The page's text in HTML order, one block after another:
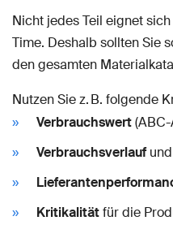
Nicht jedes Teil eignet
Time. Deshalb sollten Sie
den gesamten
Nutzen Sie z. B. folgende
Verbrauchswert
Verbrauchsverlaufund
Kritikalitätfür die